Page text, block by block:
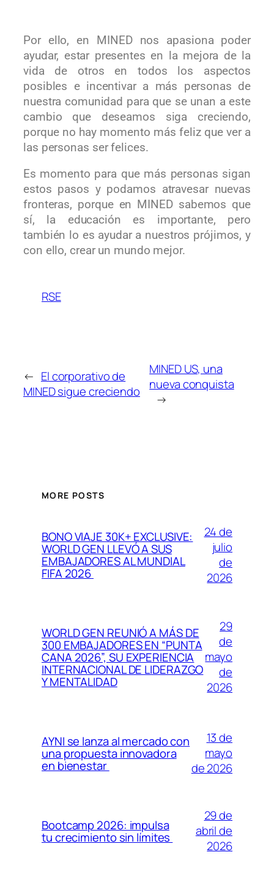
Por ello, en MINED nos apasiona poder
ayudar, estar presentes en la mejora de la
vida de otros en todos los aspectos
posibles e incentivar a más personas de
nuestra comunidad para que se unan a este
cambio que deseamos siga creciendo,
porque no hay momento más feliz que ver a
las personas ser felices.
Es momento para que más personas sigan
estos pasos y podamos atravesar nuevas
fronteras, porque en MINED sabemos que
sí, la educación es importante, pero
también lo es ayudar a nuestros prójimos, y
con ello, crear un mundo mejor.
RSE
← El corporativo de
MINED sigue creciendo
MINED US, una
nueva conquista
→
MORE POSTS
BONO VIAJE 30K+ EXCLUSIVE:
WORLD GEN LLEVÓ A SUS
EMBAJADORES AL MUNDIAL
FIFA 2026
24 de
julio
de
2026
WORLD GEN REUNIÓ A MÁS DE
300 EMBAJADORES EN “PUNTA
CANA 2026”, SU EXPERIENCIA
INTERNACIONAL DE LIDERAZGO
Y MENTALIDAD
29
de
mayo
de
2026
AYNI se lanza al mercado con
una propuesta innovadora
en bienestar
13 de
mayo
de 2026
Bootcamp 2026: impulsa
tu crecimiento sin límites
29 de
abril de
2026